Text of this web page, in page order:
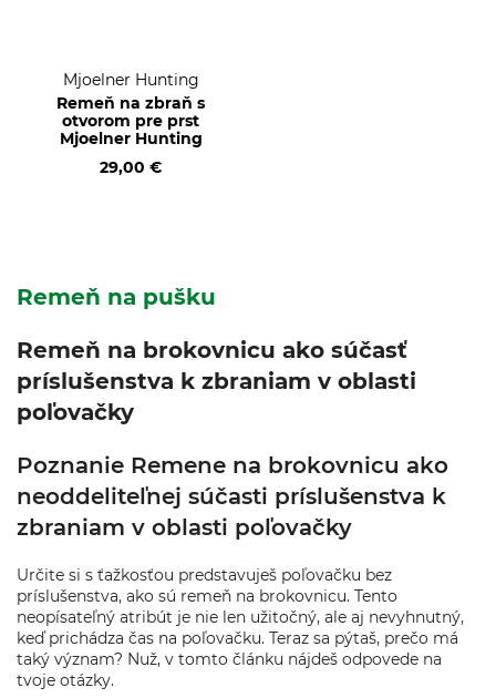
Mjoelner Hunting
Remeň na zbraň s
otvorom pre prst
Mjoelner Hunting
29,00 €
Remeň na pušku
Remeň na brokovnicu ako súčasť
príslušenstva k zbraniam v oblasti
poľovačky
Poznanie Remene na brokovnicu ako
neoddeliteľnej súčasti príslušenstva k
zbraniam v oblasti poľovačky
Určite si s ťažkosťou predstavuješ poľovačku bez
príslušenstva, ako sú remeň na brokovnicu. Tento
neopísateľný atribút je nie len užitočný, ale aj nevyhnutný,
keď prichádza čas na poľovačku. Teraz sa pýtaš, prečo má
taký význam? Nuž, v tomto článku nájdeš odpovede na
tvoje otázky.